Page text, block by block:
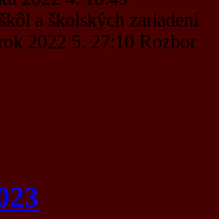
a školských zariadení
2022 5. 27:10 Rozbor